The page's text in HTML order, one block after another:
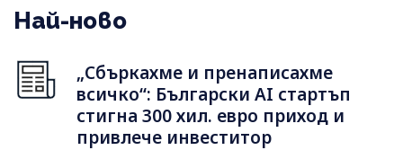
Най-ново
„Сбъркахме и пренаписахме
всичко“: Български AI стартъп
стигна 300 хил. евро приход и
привлече инвеститор